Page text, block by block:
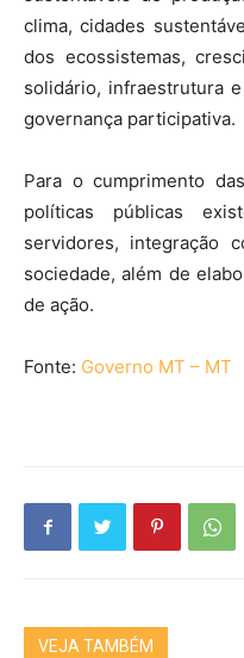
clima, cidades
dos ecossistemas,
solidário, infraestrutura
governança participativa.
Para o cumprimento
políticas públicas
servidores, integração
sociedade, além de
de ação.
Fonte: Governo MT – MT
VEJA TAMBÉM